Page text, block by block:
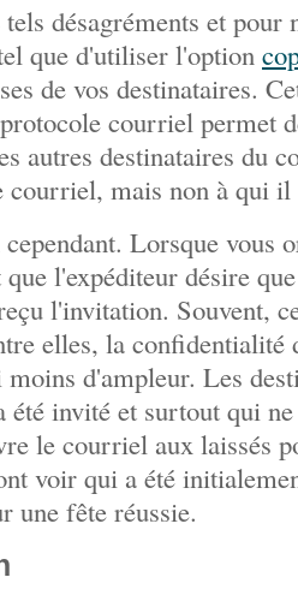
désagréments et pour
que d'utiliser l'option
de vos destinataires.
courriel permet
autres destinataires du
mais non à qui il
Lorsque vous
l'expéditeur désire
l'invitation. Souvent,
elles, la confidentialité
d'ampleur. Les
été invité et surtout qui
le courriel aux laissés
voir qui a été
une fête réussie.